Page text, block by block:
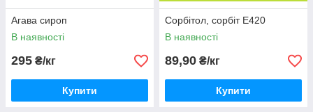
Агава сироп
В наявності
295 ₴/кг
Купити
Сорбітол, сорбіт Е420
В наявності
89,90 ₴/кг
Купити